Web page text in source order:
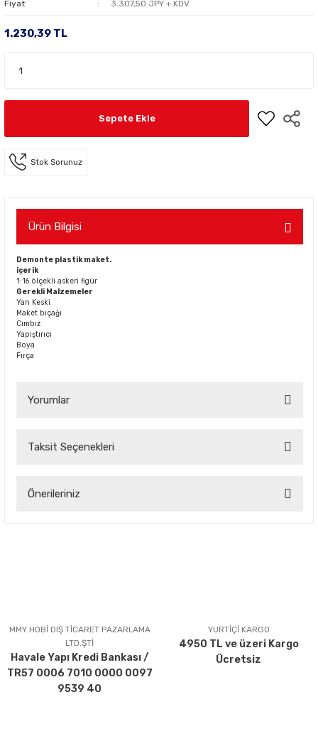
Fiyat 3.307,50 JPY + KDV
1.230,39 TL
Sepete Ekle
Stok Sorunuz
Ürün Bilgisi
Demonte plastik maket.
içerik
1:16 ölçekli askeri figür
Gerekli Malzemeler
Yan Keski
Maket bıçağı
Cımbız
Yapıştırıcı
Boya
Fırça
Yorumlar
Taksit Seçenekleri
Önerileriniz
Ürün açıklamasında eksik bilgiler bulunuyor.
Ürün bilgilerinde hatalar bulunuyor.
Ürün fiyatı diğer sitelerden daha pahalı.
Bu ürüne benzer farklı alternatifler olmalı.
MMY HOBİ DIŞ TİCARET PAZARLAMA
LTD.ŞTİ
Havale Yapı Kredi Bankası /
TR57 0006 7010 0000 0097
9539 40
YURTİÇİ KARGO
4950 TL ve üzeri Kargo
Ücretsiz